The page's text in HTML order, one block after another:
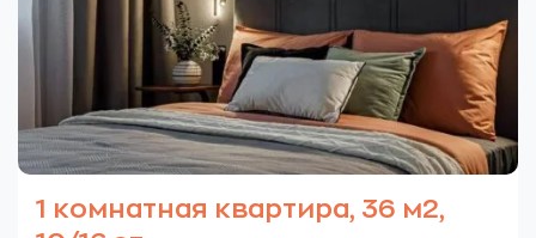
1 комнатная квартира, 36 м2,